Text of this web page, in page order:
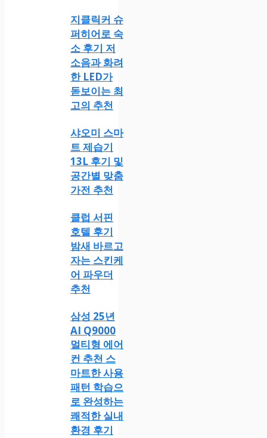
지클릭커 슈
퍼히어로 숙
소 후기 저
소음과 화려
한 LED가
돋보이는 최
고의 추천
샤오미 스마
트 제습기
13L 후기 및
공간별 맞춤
가전 추천
클럽 서핀
호텔 후기
밤새 바르고
자는 스킨케
어 파우더
추천
삼성 25년
AI Q9000
멀티형 에어
컨 추천 스
마트한 사용
패턴 학습으
로 완성하는
쾌적한 실내
환경 후기